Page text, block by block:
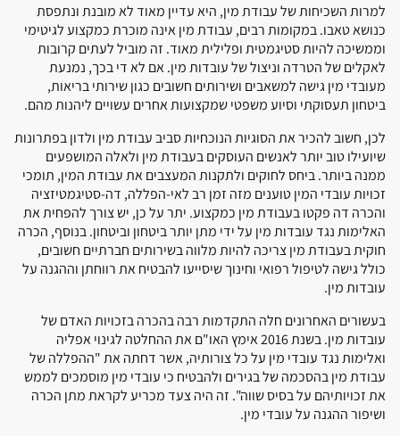
למרות השכיחות של עבודת מין, היא עדיין מאוד לא מובנת ונתפסת
כנושא טאבו. במקומות רבים, עבודת מין אינה מוכרת כמקצוע לגיטימי
וממשיכה להיות סטיגמטית ופלילית מאוד. זה מוביל לעתים קרובות
לאקלים של הטרדה וניצול של עובדות מין. אם לא די בכך, נמנעת
מעובדי מין גישה למשאבים ושירותים חשובים כגון שירותי בריאות,
ביטחון תעסוקתי וסיוע משפטי שמקצועות אחרים עשויים ליהנות מהם.
לכן, חשוב להכיר את הסוגיות הנוכחיות סביב עבודת מין ולדון בפתרונות
שיועילו טוב יותר לאנשים העוסקים בעבודת מין ולאלה המושפעים
ממנה ביותר. ביחס לחוקים ולתקנות המעצבים את עבודת המין, תומכי
זכויות עובדי המין טוענים מזה זמן רב לאי-הפללה, דה-סטיגמטיזציה
והכרה דה פקטו בעבודת מין כמקצוע. יתר על כן, יש צורך להפחית את
האלימות נגד עובדות מין על ידי מתן יותר ביטחון וביטחון. בנוסף, הכרה
חוקית בעבודת מין צריכה להיות מלווה בשירותים חברתיים חשובים,
כולל גישה לטיפול רפואי וחינוך שיסייעו להבטיח את רווחתן וההגנה על
עובדות מין.
בעשורים האחרונים חלה התקדמות רבה בהכרה בזכויות האדם של
עובדות מין. בשנת 2016 אימץ האו"ם את ההחלטה לגינוי אפליה
ואלימות נגד עובדי מין על כל צורותיה, אשר דחתה את "ההפללה של
עבודת מין בהסכמה של בגירים ולהבטיח כי עובדי מין מוסמכים לממש
את זכויותיהם על בסיס שווה". זה היה צעד מכריע לקראת מתן הכרה
ושיפור ההגנה על עובדי מין.